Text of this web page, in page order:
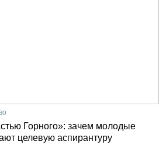
Горного»: зачем молодые
целевую аспирантуру